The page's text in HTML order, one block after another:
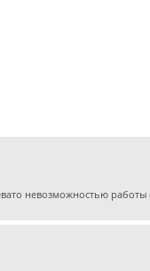
невозможностью